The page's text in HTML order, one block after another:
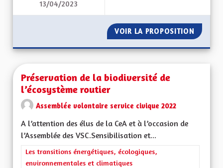
13/04/2023
VOIR LA PROPOSITION
Préservation de la biodiversité de
l’écosystème routier
Assemblée volontaire service civique 2022
A l’attention des élus de la CeA et à l’occasion de
l’Assemblée des VSC.Sensibilisation et...
Filtrer les résultats de la catégorie : Les transitions
Les transitions énergétiques, écologiques,
environnementales et climatiques